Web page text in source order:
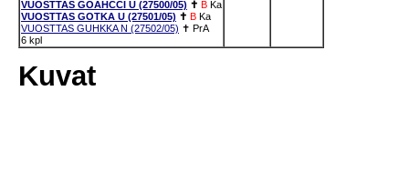
VUOSTTAS GOAHCCI U (27500/05) ✝ B Ka
VUOSTTAS GOTKA U (27501/05) ✝ B Ka
VUOSTTAS GUHKKA N (27502/05) ✝ PrA
6 kpl
Kuvat